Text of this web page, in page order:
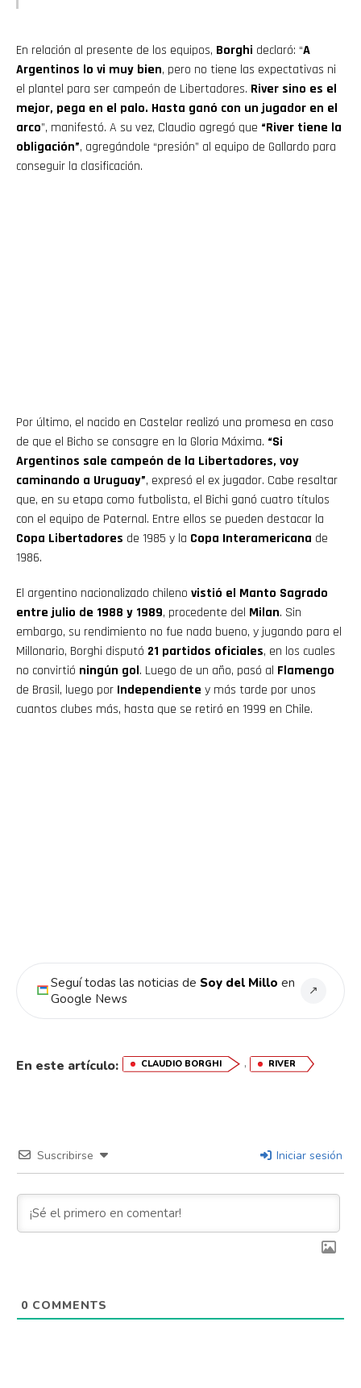
En relación al presente de los equipos, Borghi declaró: “A
Argentinos lo vi muy bien, pero no tiene las expectativas ni
el plantel para ser campeón de Libertadores. River sino es el
mejor, pega en el palo. Hasta ganó con un jugador en el
arco”, manifestó. A su vez, Claudio agregó que “River tiene la
obligación”, agregándole “presión” al equipo de Gallardo para
conseguir la clasificación.
Por último, el nacido en Castelar realizó una promesa en caso
de que el Bicho se consagre en la Gloria Máxima. “Si
Argentinos sale campeón de la Libertadores, voy
caminando a Uruguay”, expresó el ex jugador. Cabe resaltar
que, en su etapa como futbolista, el Bichi ganó cuatro títulos
con el equipo de Paternal. Entre ellos se pueden destacar la
Copa Libertadores de 1985 y la Copa Interamericana de
1986.
El argentino nacionalizado chileno vistió el Manto Sagrado
entre julio de 1988 y 1989, procedente del Milan. Sin
embargo, su rendimiento no fue nada bueno, y jugando para el
Millonario, Borghi disputó 21 partidos oficiales, en los cuales
no convirtió ningún gol. Luego de un año, pasó al Flamengo
de Brasil, luego por Independiente y más tarde por unos
cuantos clubes más, hasta que se retiró en 1999 en Chile.
Seguí todas las noticias de Soy del Millo en
Google News
↗
En este artículo: CLAUDIO BORGHI , RIVER
Suscribirse Iniciar sesión
0 COMMENTS
Email